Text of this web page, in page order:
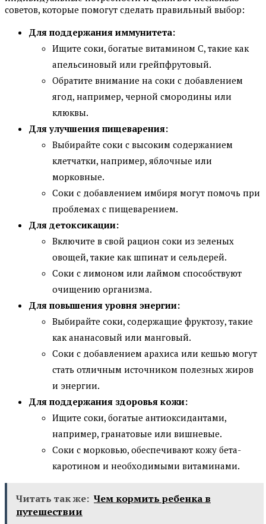
советов, которые помогут сделать правильный выбор:
Для поддержания иммунитета:
Ищите соки, богатые витамином C, такие как
апельсиновый или грейпфрутовый.
Обратите внимание на соки с добавлением
ягод, например, черной смородины или
клюквы.
Для улучшения пищеварения:
Выбирайте соки с высоким содержанием
клетчатки, например, яблочные или
морковные.
Соки с добавлением имбиря могут помочь при
проблемах с пищеварением.
Для детоксикации:
Включите в свой рацион соки из зеленых
овощей, такие как шпинат и сельдерей.
Соки с лимоном или лаймом способствуют
очищению организма.
Для повышения уровня энергии:
Выбирайте соки, содержащие фруктозу, такие
как ананасовый или манговый.
Соки с добавлением арахиса или кешью могут
стать отличным источником полезных жиров
и энергии.
Для поддержания здоровья кожи:
Ищите соки, богатые антиоксидантами,
например, гранатовые или вишневые.
Соки с морковью, обеспечивают кожу бета-
каротином и необходимыми витаминами.
Читать так же: Чем кормить ребенка в
путешествии